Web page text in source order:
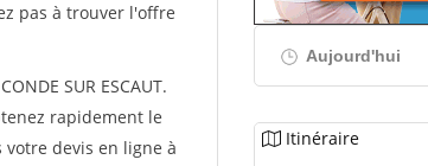
pas à trouver l'offre
SUR ESCAUT.
rapidement le
votre devis en ligne à
Aujourd'hui
Itinéraire